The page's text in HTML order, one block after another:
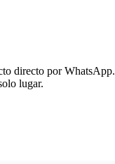
directo por WhatsApp.
lugar.